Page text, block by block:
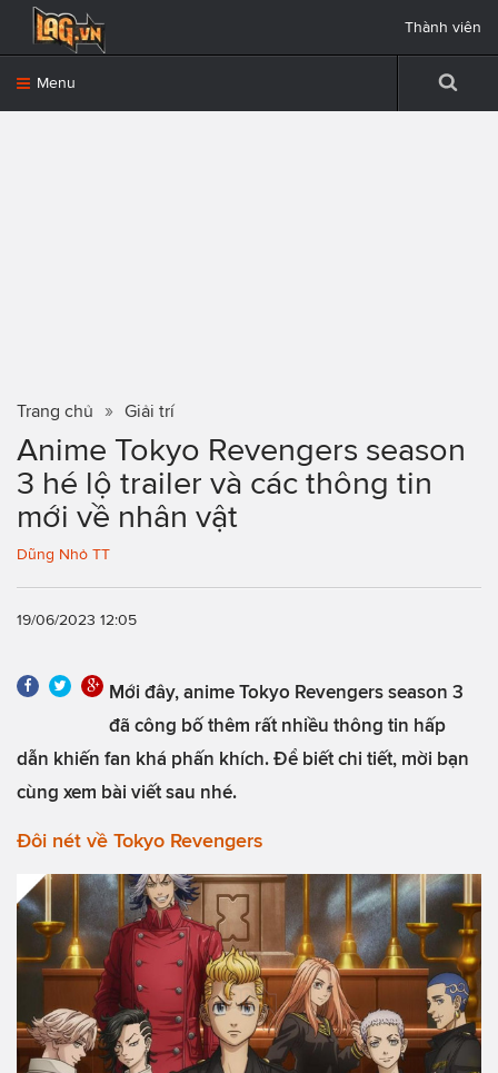
Menu
Thành viên
Trang chủ Giải trí
Anime Tokyo Revengers season
3 hé lộ trailer và các thông tin
mới về nhân vật
Dũng Nhỏ TT
19/06/2023 12:05
Mới đây, anime Tokyo Revengers season 3
đã công bố thêm rất nhiều thông tin hấp
dẫn khiến fan khá phấn khích. Để biết chi tiết, mời bạn
cùng xem bài viết sau nhé.
Đôi nét về Tokyo Revengers